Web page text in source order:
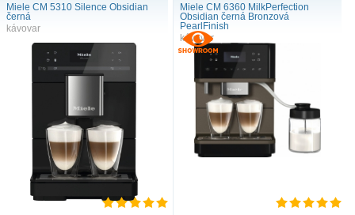
Miele CM 5310 Silence Obsidian
černá
kávovar
Miele CM 6360 MilkPerfection
Obsidian černá Bronzová
PearlFinish
kávovar